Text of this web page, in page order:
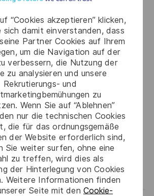
“Cookies akzeptieren” klicken,
sich damit einverstanden, dass
Partner Cookies auf Ihrem
um die Navigation auf der
verbessern, die Nutzung der
zu analysieren und unsere
Rekrutierungs- und
zu
Wenn Sie auf “Ablehnen”
nur die technischen Cookies
die für das ordnungsgemäße
der Website erforderlich sind,
Sie weiter surfen, ohne eine
zu treffen, wird dies als
der Hinterlegung von Cookies
Weitere Informationen finden
Seite mit den Cookie-
technique, capacité d’écoute et
des atouts que l’on vous
fait pour vous !
Handi-Engagée, reconnait
diversité est notre meilleur
rejoignez nous !